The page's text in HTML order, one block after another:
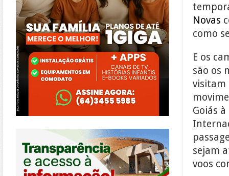
Novas
como
E os
são os
visitam
Goiás
sejam
voos
https://morrinhos.go.leg.br/